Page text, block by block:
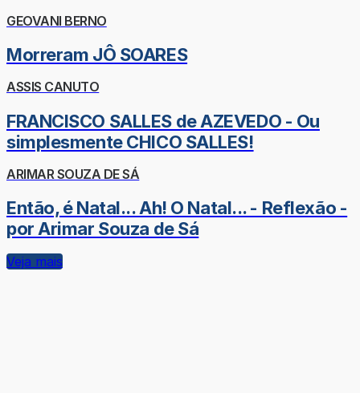
GEOVANI BERNO
Morreram JÔ SOARES
ASSIS CANUTO
FRANCISCO SALLES de AZEVEDO - Ou
simplesmente CHICO SALLES!
ARIMAR SOUZA DE SÁ
Então, é Natal... Ah! O Natal... - Reflexão -
por Arimar Souza de Sá
Veja mais